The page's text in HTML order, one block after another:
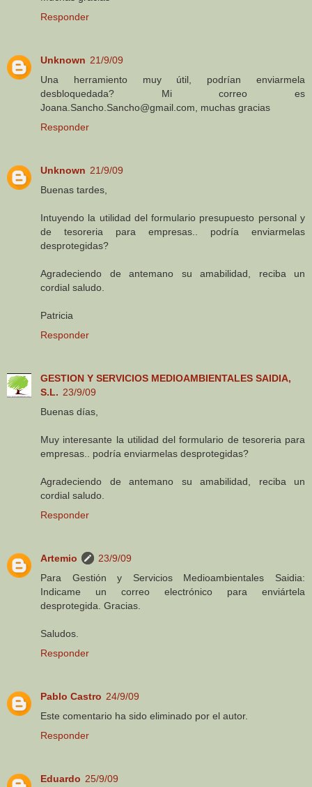
Responder
Unknown 21/9/09
Una herramiento muy útil, podrían enviarmela
desbloquedada? Mi correo es
Joana.Sancho.Sancho@gmail.com, muchas gracias
Responder
Unknown 21/9/09
Buenas tardes,
Intuyendo la utilidad del formulario presupuesto personal y
de tesoreria para empresas.. podría enviarmelas
desprotegidas?
Agradeciendo de antemano su amabilidad, reciba un
cordial saludo.
Patricia
Responder
GESTION Y SERVICIOS MEDIOAMBIENTALES SAIDIA,
S.L. 23/9/09
Buenas días,
Muy interesante la utilidad del formulario de tesoreria para
empresas.. podría enviarmelas desprotegidas?
Agradeciendo de antemano su amabilidad, reciba un
cordial saludo.
Responder
Artemio
23/9/09
Para Gestión y Servicios Medioambientales Saidia:
Indicame un correo electrónico para enviártela
desprotegida. Gracias.
Saludos.
Responder
Pablo Castro 24/9/09
Este comentario ha sido eliminado por el autor.
Responder
Eduardo 25/9/09